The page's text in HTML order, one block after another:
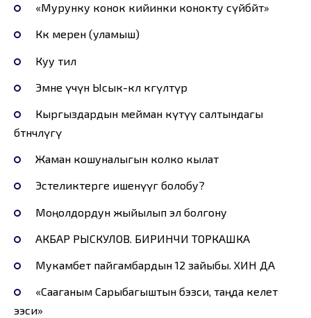
«Мурунку конок кийинки конокту сүйбөйт»
Көкө мерен (уламыш)
Куу тил
Эмне үчүн Ысык-көл көгүлтүр
Кыргыздардын мейман күтүү салтындагы
бөтөнчөлүгү
Жаман кошуналыгын колко кылат
Эстеликтерге ишенүүгө болобу?
Моңолдордун жыйылып эл болгону
АКБАР РЫСКУЛОВ. БИРИНЧИ ТОРКАШКА
Мукамбет пайгамбардын 12 зайыбы. ХИН ДА
«Сааганым Сарыбагыштын бэзси, таңда келет
ээси»